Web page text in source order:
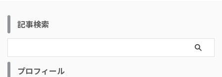
記事検索
プロフィール